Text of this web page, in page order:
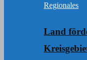
Regionales
Land